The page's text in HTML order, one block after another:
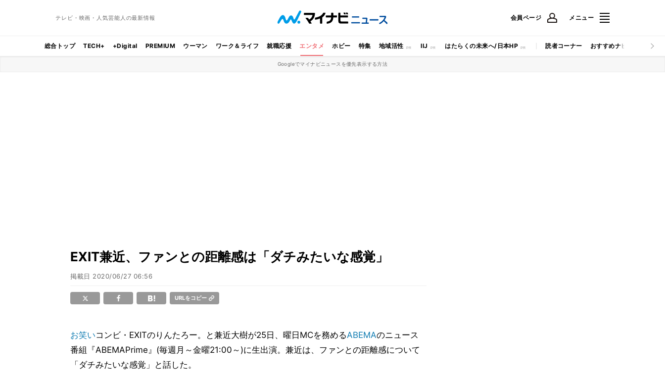
テレビ・映画・人気芸能人の最新情報 会員ページ メニュー
総合トップ TECH+ +Digital PREMIUM ウーマン ワーク＆ライフ 就職応援 エンタメ ホビー 特集 地域活性 IIJ はたらくの未来へ/日本HP 読者コーナー おすすめナビ マイナビ
Googleでマイナビニュースを優先表示する方法
EXIT兼近、ファンとの距離感は「ダチみたいな感覚」
掲載日 2020/06/27 06:56
URLをコピー
お笑いコンビ・EXITのりんたろー。と兼近大樹が25日、曜日MCを務めるABEMAのニュース
番組『ABEMAPrime』(毎週月～金曜21:00～)に生出演。兼近は、ファンとの距離感について
「ダチみたいな感覚」と話した。